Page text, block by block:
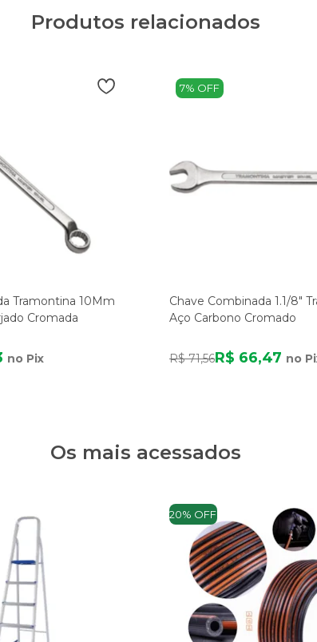
Produtos relacionados
Tramontina 10Mm
Cromada
no Pix
7% OFF
Chave Combinada 1.1/8"
Aço Carbono Cromado
R$ 71,56R$ 66,47 no
Os mais acessados
20% OFF